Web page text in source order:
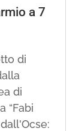
a 7
di
di
“Fabi